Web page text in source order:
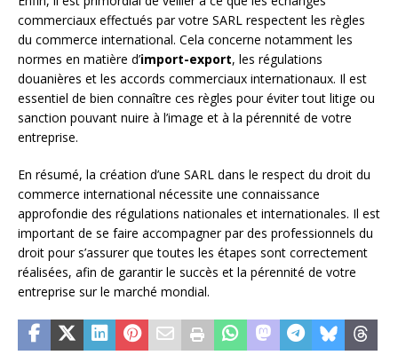
commerciaux effectués par votre SARL respectent les règles
du commerce international. Cela concerne notamment les
normes en matière d’import-export, les régulations
douanières et les accords commerciaux internationaux. Il est
essentiel de bien connaître ces règles pour éviter tout litige ou
sanction pouvant nuire à l’image et à la pérennité de votre
entreprise.
En résumé, la création d’une SARL dans le respect du droit du
commerce international nécessite une connaissance
approfondie des régulations nationales et internationales. Il est
important de se faire accompagner par des professionnels du
droit pour s’assurer que toutes les étapes sont correctement
réalisées, afin de garantir le succès et la pérennité de votre
entreprise sur le marché mondial.